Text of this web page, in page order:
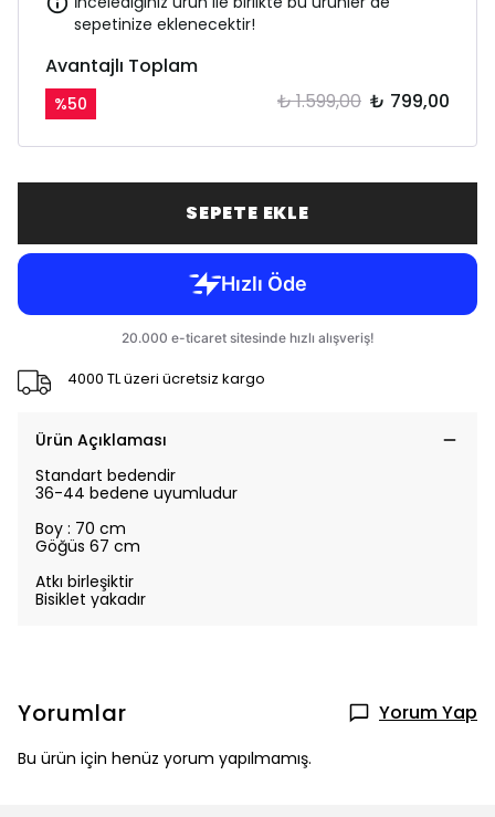
sepetinize eklenecektir!
Avantajlı Toplam
%50 ₺ 1.599,00 ₺ 799,00
SEPETE EKLE
4000 TL üzeri ücretsiz kargo
Ürün Açıklaması
Standart bedendir
36-44 bedene uyumludur
Boy : 70 cm
Göğüs 67 cm
Atkı birleşiktir
Bisiklet yakadır
Yorumlar Yorum Yap
Bu ürün için henüz yorum yapılmamış.